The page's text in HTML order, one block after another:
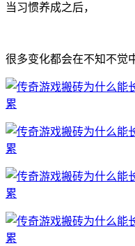
当习惯养成之后，
很多变化都会在不知不觉